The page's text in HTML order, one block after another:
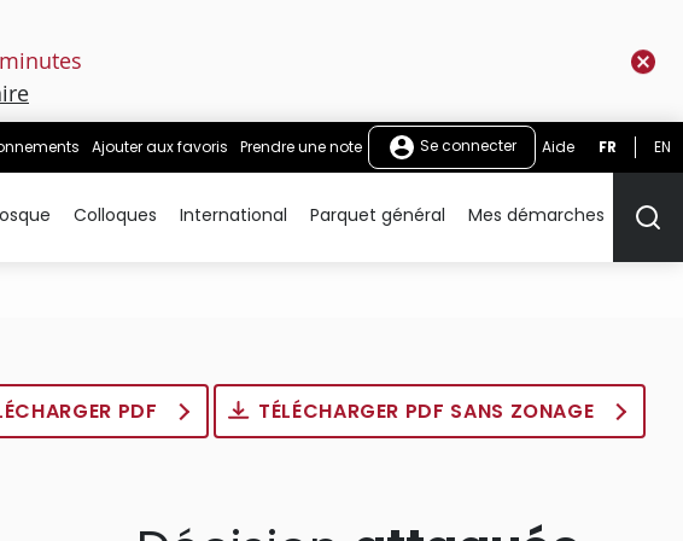
Ajouter aux favoris Prendre une note Se connecter Aide FR EN
Colloques International Parquet général Mes démarches
PDF TÉLÉCHARGER PDF SANS ZONAGE